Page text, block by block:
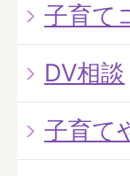
子育て
DV相談
子育て